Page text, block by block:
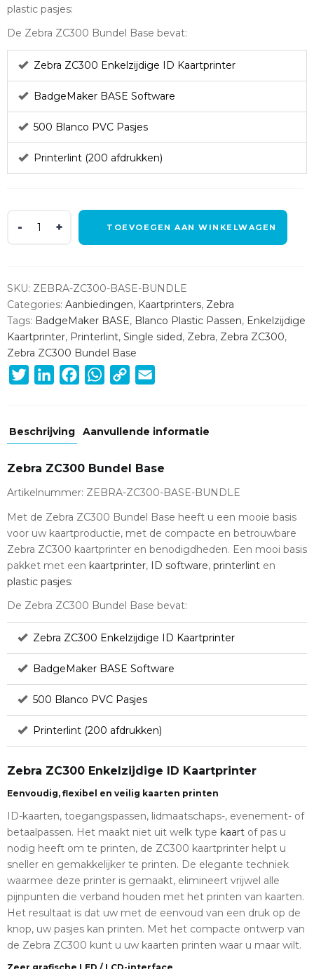
plastic pasjes:
De Zebra ZC300 Bundel Base bevat:
Zebra ZC300 Enkelzijdige ID Kaartprinter
BadgeMaker BASE Software
500 Blanco PVC Pasjes
Printerlint (200 afdrukken)
ZC300
quantity
TOEVOEGEN AAN WINKELWAGEN
SKU: ZEBRA-ZC300-BASE-BUNDLE
Categories: Aanbiedingen, Kaartprinters, Zebra
Tags: BadgeMaker BASE, Blanco Plastic Passen, Enkelzijdige
Kaartprinter, Printerlint, Single sided, Zebra, Zebra ZC300,
Zebra ZC300 Bundel Base
TwitterLinkedInFacebookWhatsApp
Copy
Beschrijving Aanvullende informatie
Zebra ZC300 Bundel Base
Artikelnummer: ZEBRA-ZC300-BASE-BUNDLE
Met de Zebra ZC300 Bundel Base heeft u een mooie basis
voor uw kaartproductie, met de compacte en betrouwbare
Zebra ZC300 kaartprinter en benodigdheden. Een mooi basis
pakket met een kaartprinter, ID software, printerlint en
plastic pasjes:
De Zebra ZC300 Bundel Base bevat:
Zebra ZC300 Enkelzijdige ID Kaartprinter
BadgeMaker BASE Software
500 Blanco PVC Pasjes
Printerlint (200 afdrukken)
Zebra ZC300 Enkelzijdige ID Kaartprinter
Eenvoudig, flexibel en veilig kaarten printen
ID-kaarten, toegangspassen, lidmaatschaps-, evenement- of
betaalpassen. Het maakt niet uit welk type kaart of pas u
nodig heeft om te printen, de ZC300 kaartprinter helpt u
sneller en gemakkelijker te printen. De elegante techniek
waarmee deze printer is gemaakt, elimineert vrijwel alle
pijnpunten die verband houden met het printen van kaarten.
Het resultaat is dat uw met de eenvoud van een druk op de
knop, uw pasjes kan printen. Met het compacte ontwerp van
de Zebra ZC300 kunt u uw kaarten printen waar u maar wilt.